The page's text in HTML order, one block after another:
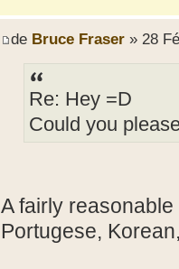
de Bruce Fraser» 28
Re: Hey =D
Could you
A fairly
Portugese,